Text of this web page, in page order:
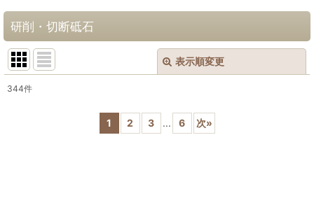
研削・切断砥石
表示順変更
344件
1 2 3 ... 6 次»